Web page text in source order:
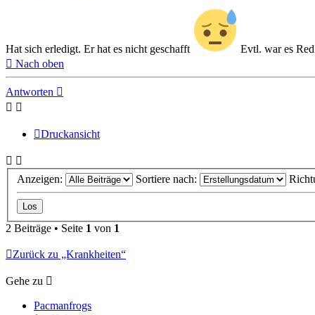
Hat sich erledigt. Er hat es nicht geschafft
Evtl. war es
Nach oben
Antworten
Druckansicht
Anzeigen: Sortiere nach:
2 Beiträge • Seite 1 von 1
Zurück zu „Krankheiten“
Gehe zu
Pacmanfrogs